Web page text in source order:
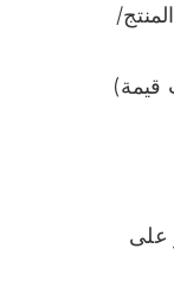
قيمة)
على